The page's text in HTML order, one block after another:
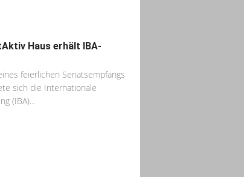
Haus erhält IBA-
feierlichen Senatsempfangs
sich die Internationale
(IBA)...